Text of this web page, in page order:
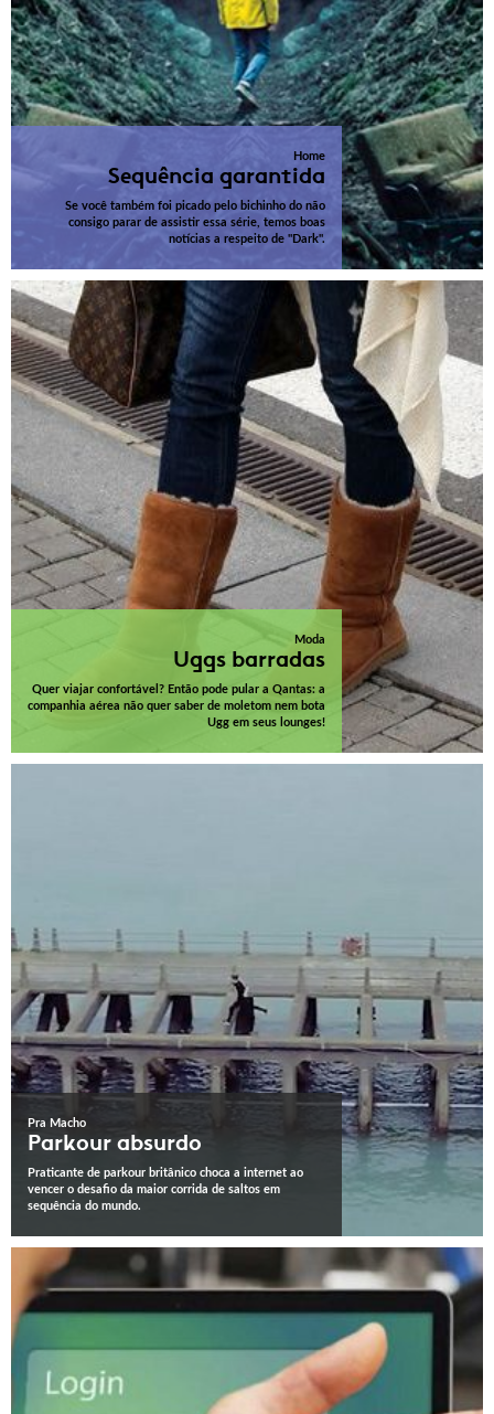
Home
Sequência garantida
Se você também foi picado pelo bichinho do não
consigo parar de assistir essa série, temos boas
notícias a respeito de "Dark".
Moda
Uggs barradas
Quer viajar confortável? Então pode pular a Qantas: a
companhia aérea não quer saber de moletom nem bota
Ugg em seus lounges!
Pra Macho
Parkour absurdo
Praticante de parkour britânico choca a internet ao
vencer o desafio da maior corrida de saltos em
sequência do mundo.